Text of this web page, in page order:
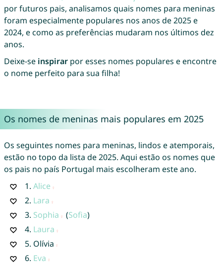
por futuros pais, analisamos quais nomes para meninas
foram especialmente populares nos anos de 2025 e
2024, e como as preferências mudaram nos últimos dez
anos.
Deixe-se inspirarpor esses nomes populares e encontre
o nome perfeito para sua filha!
Os nomes de meninas mais populares em 2025
Os seguintes nomes para meninas, lindos e atemporais,
estão no topo da lista de 2025. Aqui estão os nomes que
os pais no país Portugal mais escolheram este ano.
1. Alice
2. Lara
3. Sophia (Sofia)
4. Laura
5. Olívia
6. Eva